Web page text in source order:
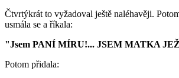
Čtvrtýkrát to vyžadoval ještě naléhavěji.
usmála se a říkala:
"Jsem PANÍ MÍRU!... JSEM MATKA
Potom přidala: